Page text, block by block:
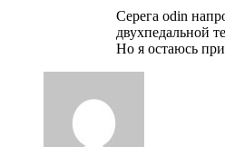
Серега odin
двухпедальной
Но я остаюсь